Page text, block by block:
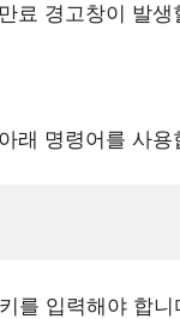
료 경고창이 발
래 명령어를 사용
를 입력해야 합